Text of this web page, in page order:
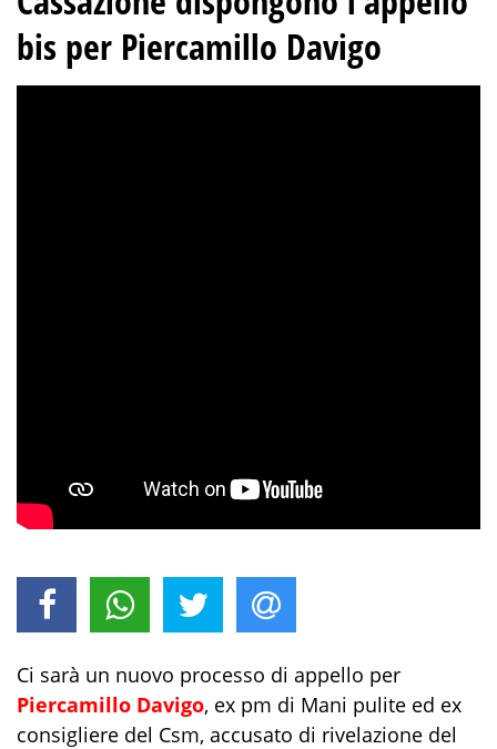
bis per Piercamillo Davigo
Ci sarà un nuovo processo di appello per
Piercamillo Davigo, ex pm di Mani pulite ed ex
consigliere del Csm, accusato di rivelazione del